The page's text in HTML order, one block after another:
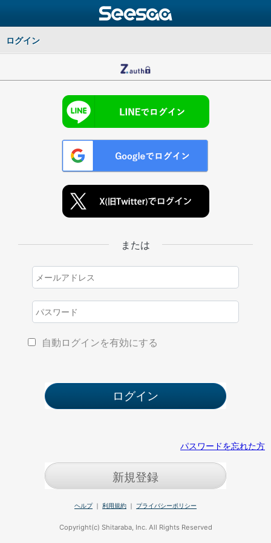
ログイン
または
自動ログインを有効にする
パスワードを忘れた方
新規登録
ヘルプ｜ 利用規約 ｜ プライバシーポリシー
Copyright(c) Shitaraba, Inc. All Rights Reserved